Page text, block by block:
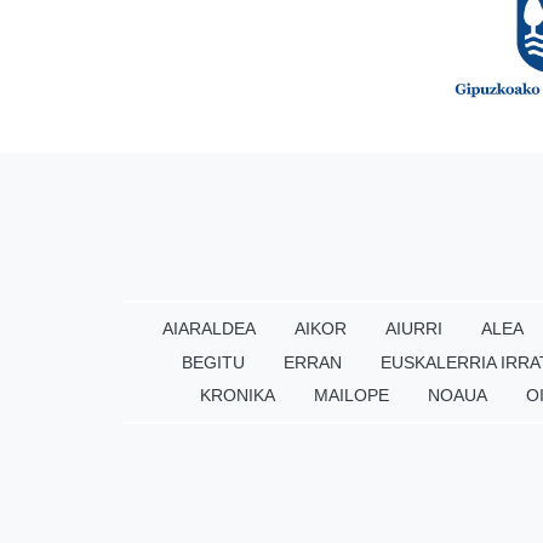
AIARALDEA AIKOR AIURRI ALEA
BEGITU
ERRAN EUSKALERRIA
KRONIKA
MAILOPE NOAUA